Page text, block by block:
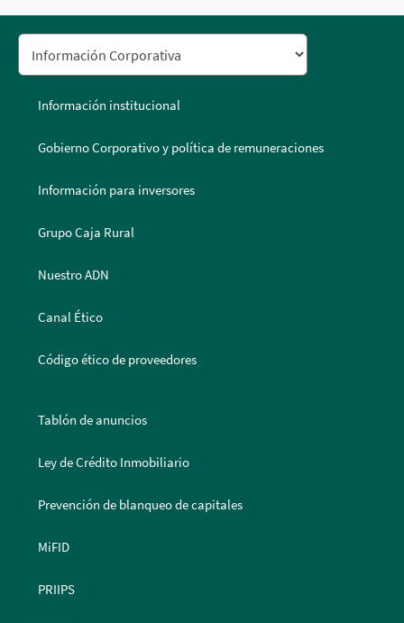
Información institucional
Gobierno Corporativo y política de remuneraciones
Información para inversores
Grupo Caja Rural
Nuestro ADN
Canal Ético
Código ético de proveedores
Tablón de anuncios
Ley de Crédito Inmobiliario
Prevención de blanqueo de capitales
MiFID
PRIIPS